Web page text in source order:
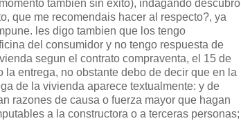
tambien sin exito), indagando descubro
que me recomendais hacer al respecto?, ya
les digo tambien que los tengo
del consumidor y no tengo respuesta de
segun el contrato compraventa, el 15 de
entrega, no obstante debo de decir que en la
de la vivienda aparece textualmente: y de
razones de causa o fuerza mayor que hagan
a la constructora o a terceras personas;